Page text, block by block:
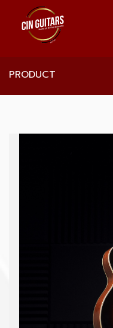
PRODUCT